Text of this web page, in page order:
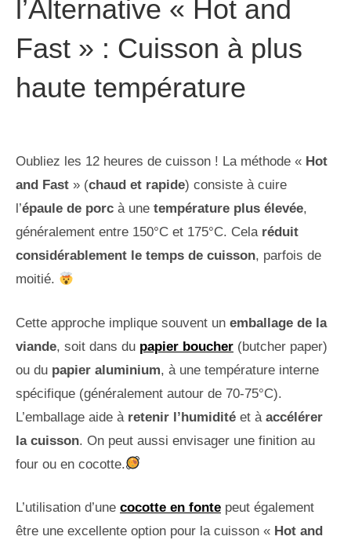
l’Alternative « Hot and
Fast » : Cuisson à plus
haute température
Oubliez les 12 heures de cuisson ! La méthode « Hot
and Fast » (chaud et rapide) consiste à cuire
l’épaule de porc à une température plus élevée,
généralement entre 150°C et 175°C. Cela réduit
considérablement le temps de cuisson, parfois de
moitié.
Cette approche implique souvent un emballage de la
viande, soit dans du papier boucher (butcher paper)
ou du papier aluminium, à une température interne
spécifique (généralement autour de 70-75°C).
L’emballage aide à retenir l’humidité et à accélérer
la cuisson. On peut aussi envisager une finition au
four ou en cocotte.
L’utilisation d’une cocotte en fonte peut également
être une excellente option pour la cuisson « Hot and